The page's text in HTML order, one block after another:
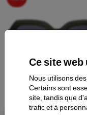
Ce site
Nous utilisons
Certains sont
site, tandis que
trafic et à
Vente
2